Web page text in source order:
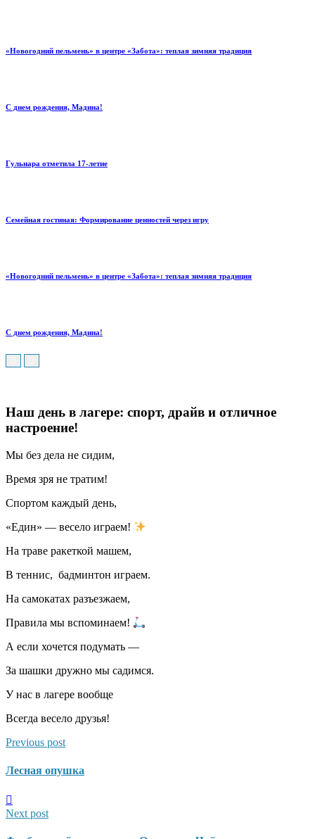
«Новогодний пельмень» в центре «Забота»: теплая зимняя традиция
С днем рождения, Мадина!
Гульнара отметила 17‑летие
Семейная гостиная: Формирование ценностей через игру
«Новогодний пельмень» в центре «Забота»: теплая зимняя традиция
С днем рождения, Мадина!
Наш день в лагере: спорт, драйв и отличное
настроение!
Мы без дела не сидим,
Время зря не тратим!
Спортом каждый день,
«Един» — весело играем!
На траве ракеткой машем,
В теннис, бадминтон играем.
На самокатах разъезжаем,
Правила мы вспоминаем!
А если хочется подумать —
За шашки дружно мы садимся.
У нас в лагере вообще
Всегда весело друзья!
Previous post
Лесная опушка
Next post